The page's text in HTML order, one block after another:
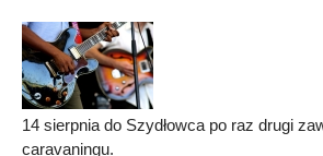
14 sierpnia do Szydłowca po raz drugi
caravaningu.